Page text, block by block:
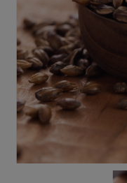
肉品・水產
畜產肉類
水畜加工品
調理食材・點心
調味醬料/南北貨
休閒零嘴
蛋料理
料理方式
烘焙．點心
醬料
湯品．鍋物
當季產品
合作25-經典快閃最後一週
合作25-精選產品第四彈
合作25-精選產品第三彈
更多當季產品
樂齡生活
廚房瑜伽
關注議題
減硝酸鹽
非基改運動
廢核運動
員工與求才
產品檢驗
自主把關
檢驗報告
硝酸鹽檢驗